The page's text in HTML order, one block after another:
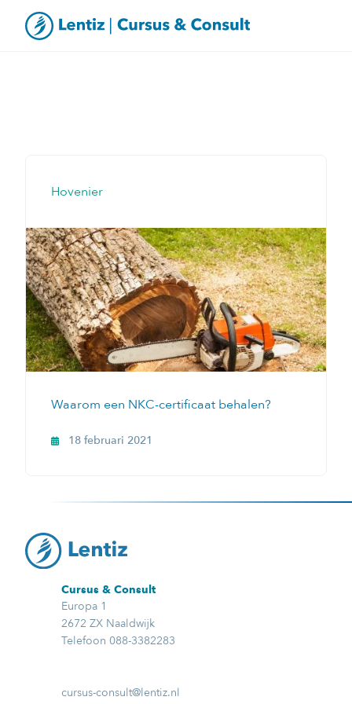
Hovenier
Waarom een NKC-certificaat behalen?
18 februari 2021
Cursus & Consult
Europa 1
2672 ZX Naaldwijk
Telefoon 088-3382283
cursus-consult@lentiz.nl